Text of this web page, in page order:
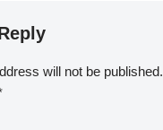
will not be published.